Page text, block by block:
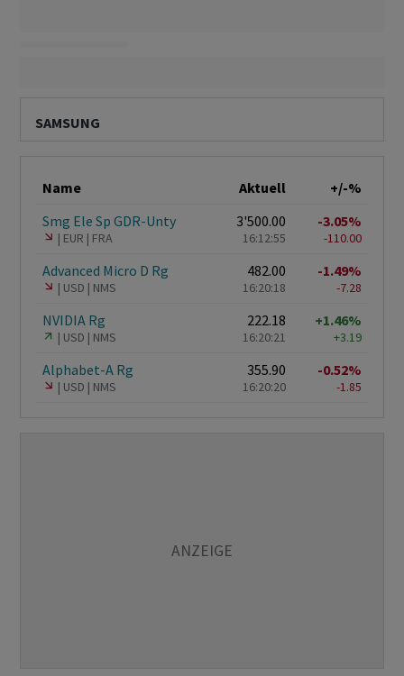
SAMSUNG
Name Aktuell
+/-%
Smg Ele Sp GDR-Unty
EUR FRA
3'500.00
16:12:55
-3.05%
-110.00
Advanced Micro D Rg
USD NMS
482.00
16:20:18
-1.49%
-7.28
NVIDIA Rg
USD NMS
222.18
16:20:21
+1.46%
+3.19
Alphabet-A Rg
USD NMS
355.90
16:20:20
-0.52%
-1.85